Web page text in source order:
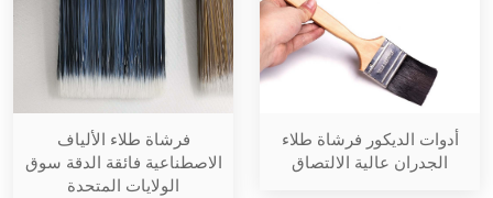
أدوات الديكور فرشاة طلاء
الجدران عالية الالتصاق
فرشاة طلاء الألياف
الاصطناعية فائقة الدقة سوق
الولايات المتحدة